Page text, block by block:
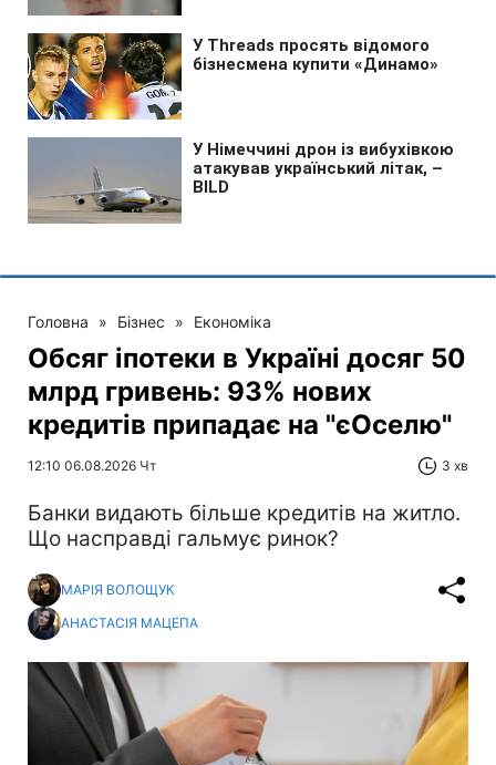
Головна » Бізнес » Економіка
Обсяг іпотеки в Україні досяг 50
млрд гривень: 93% нових
кредитів припадає на "єОселю"
12:10 06.08.2026 Чт 3 хв
Банки видають більше кредитів на житло.
Що насправді гальмує ринок?
МАРІЯ ВОЛОЩУК
АНАСТАСІЯ МАЦЕПА